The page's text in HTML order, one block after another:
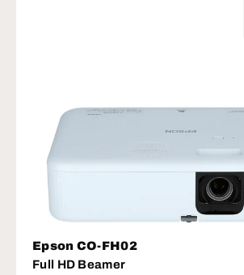
Epson CO-FH02
Full HD Beamer